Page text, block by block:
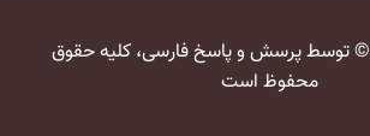
کپی رایت 2026© توسط پرسش و پاسخ فارسی، کلیه حقوق
محفوظ است